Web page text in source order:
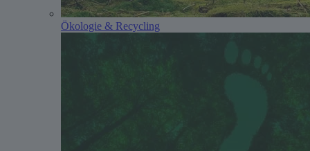
Ökologie & Recycling